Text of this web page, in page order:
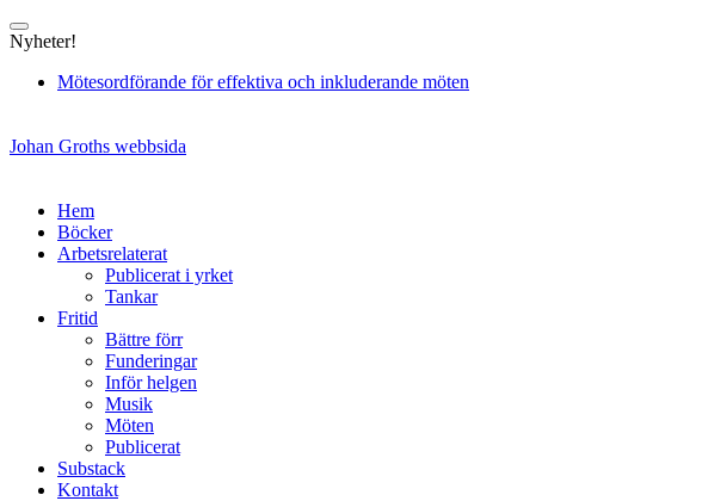
to
Nyheter!
Mötesordförande för effektiva och inkluderande möten
Johan Groths webbsida
Hem
Böcker
Arbetsrelaterat
Publicerat i yrket
Tankar
Fritid
Bättre förr
Funderingar
Inför helgen
Musik
Möten
Publicerat
Substack
Kontakt